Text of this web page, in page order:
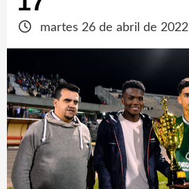
martes 26 de abril de 2022